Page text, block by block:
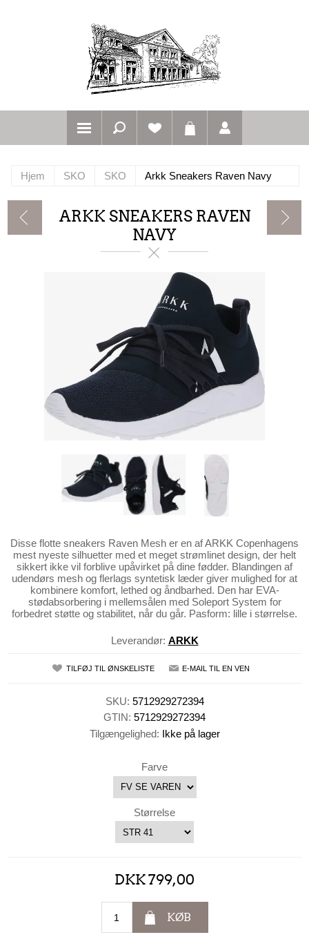
Hjem SKO SKO Arkk Sneakers Raven Navy
ARKK SNEAKERS RAVEN
NAVY
Disse flotte sneakers Raven Mesh er en af ARKK Copenhagens
mest nyeste silhuetter med et meget strømlinet design, der helt
sikkert ikke vil forblive upåvirket på dine fødder. Blandingen af
udendørs mesh og flerlags syntetisk læder giver mulighed for at
kombinere komfort, lethed og åndbarhed. Den har EVA-
stødabsorbering i mellemsålen med Soleport System for
forbedret støtte og stabilitet, når du går. Pasform: lille i størrelse.
Leverandør: ARKK
TILFØJ TIL ØNSKELISTE E-MAIL TIL EN VEN
SKU: 5712929272394
GTIN: 5712929272394
Tilgængelighed: Ikke på lager
Farve
Størrelse
DKK 799,00
KØB